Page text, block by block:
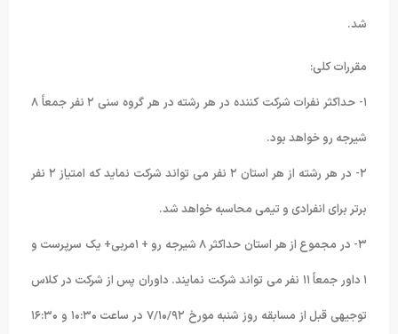
شد.
مقررات کلی:
۱- حداکثر نفرات شرکت کننده در هر رشته در هر گروه سنی ۲ نفر جمعاً ۸
شیرجه رو خواهد بود.
۲- در هر رشته از هر استان ۲ نفر می تواند شرکت نماید که امتیاز ۲ نفر
برتر برای انفرادی و تیمی محاسبه خواهد شد.
۳- در مجموع از هر استان حداکثر ۸ شیرجه رو + ۱مربی+ یک سرپرست و
۱ داور جمعاً ۱۱ نفر می تواند شرکت نمایند. داوران پس از شرکت در کلاس
توجیهی قبل از مسابقه روز شنبه مورخ ۷/۱۰/۹۲ در ساعت ۱۰:۳۰ و ۱۶:۳۰